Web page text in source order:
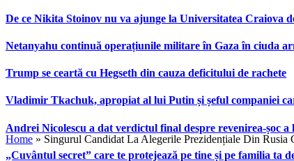
De ce Nikita Stoinov nu va ajunge la Universitatea Craiova
Netanyahu continuă operațiunile militare în Gaza în ciuda
Trump se ceartă cu Hegseth din cauza deficitului de rachete
Vladimir Tkachuk, apropiat al lui Putin și șeful companiei
Andrei Nicolescu a dat verdictul final despre revenirea-șoc
„Cuvântul secret” care te protejează pe tine și pe familia
Home » Singurul Candidat La Alegerile Prezidențiale Din